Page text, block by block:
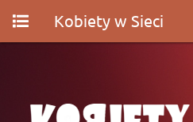
Kobiety w Sieci